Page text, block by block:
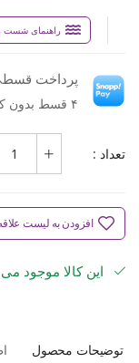
راهنمای شست
پرداخت
۴ قسط بدون کارمزد، ماهانه ۴۵۶٬۰۰۰ تومان
تعداد :
افزودن به لیست
این کالا موجود
توضیحات محصول